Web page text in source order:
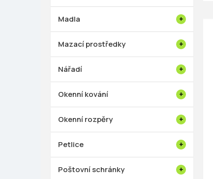
Madla
Mazací prostředky
Nářadí
Okenní kování
Okenní rozpěry
Petlice
Poštovní schránky